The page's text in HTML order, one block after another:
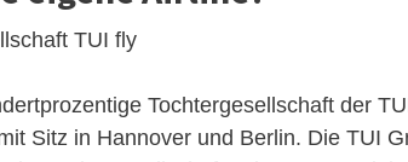
TUI fly
Tochtergesellschaft der
Sitz in Hannover und Berlin. Die TUI